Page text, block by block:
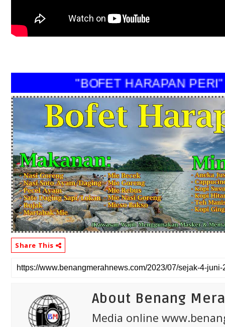
"BOFET HARAPAN
Share This
About Benang
Media online